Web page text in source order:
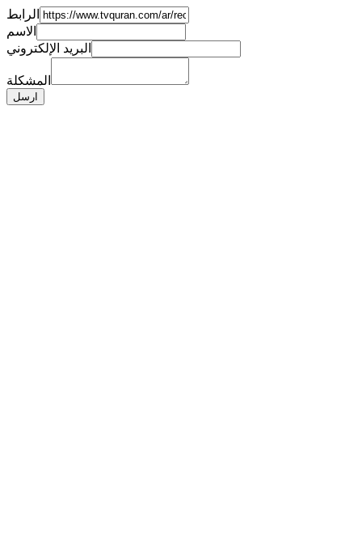
الرابط
الاسم
البريد الإلكتروني
المشكلة
ارسل